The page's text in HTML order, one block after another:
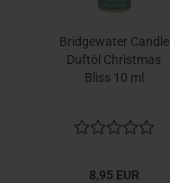
Bridgewater Candle
Duftöl Christmas
Bliss 10 ml
8,95 EUR